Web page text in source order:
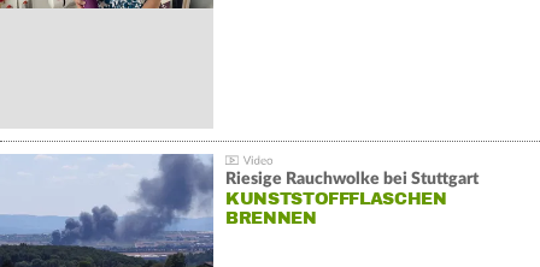
Riesige Rauchwolke bei Stuttgart
KUNSTSTOFFFLASCHEN
BRENNEN